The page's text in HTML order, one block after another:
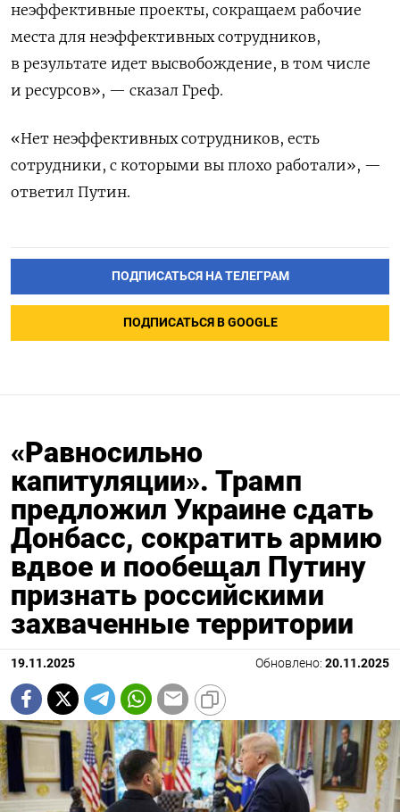
неэффективные проекты, сокращаем рабочие
места для неэффективных сотрудников,
в результате идет высвобождение, в том числе
и ресурсов», — сказал Греф.
«Нет неэффективных сотрудников, есть
сотрудники, с которыми вы плохо работали», —
ответил Путин.
ПОДПИСАТЬСЯ НА ТЕЛЕГРАМ
ПОДПИСАТЬСЯ В GOOGLE
«Равносильно
капитуляции». Трамп
предложил Украине сдать
Донбасс, сократить армию
вдвое и пообещал Путину
признать российскими
захваченные территории
19.11.2025 Обновлено: 20.11.2025